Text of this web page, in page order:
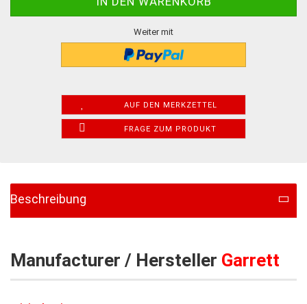
Weiter mit
AUF DEN MERKZETTEL
FRAGE ZUM PRODUKT
Beschreibung
Manufacturer / Hersteller Garrett